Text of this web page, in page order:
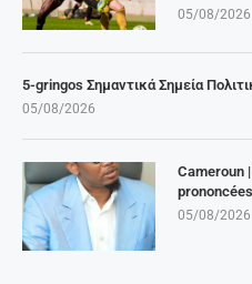
05/08/2026
5-gringos Σημαντικά Σημεία
05/08/2026
Cameroun
05/08/2026